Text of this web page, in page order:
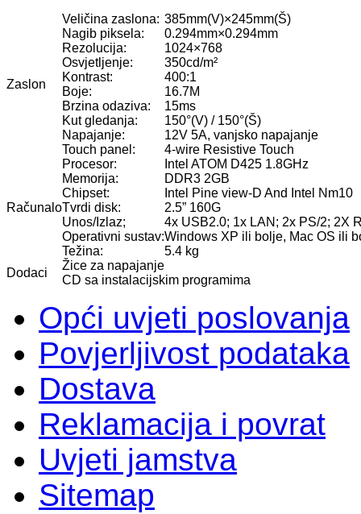
Zaslon
Veličina zaslona: 385mm(V)×245mm(Š)
Nagib piksela:
0.294mm×0.294mm
Rezolucija:
1024×768
Osvjetljenje:
350cd/m²
Kontrast:
400:1
Boje:
16.7M
Brzina odaziva:
15ms
Kut gledanja:
150°(V) / 150°(Š)
Napajanje:
12V 5A, vanjsko napajanje
Touch panel:
4-wire Resistive Touch
Računalo
Procesor:
Intel ATOM D425 1.8GHz
Memorija:
DDR3 2GB
Chipset:
Intel Pine view-D And Intel Nm10
Tvrdi disk:
2.5” 160G
Unos/Izlaz;
4x USB2.0; 1x LAN; 2x PS/2; 2X
Operativni sustav:Windows XP ili bolje, Mac OS ili
Težina:
5.4 kg
Dodaci
Žice za napajanje
CD sa instalacijskim programima
Opći uvjeti poslovanja
Povjerljivost podataka
Dostava
Reklamacija i povrat
Uvjeti jamstva
Sitemap